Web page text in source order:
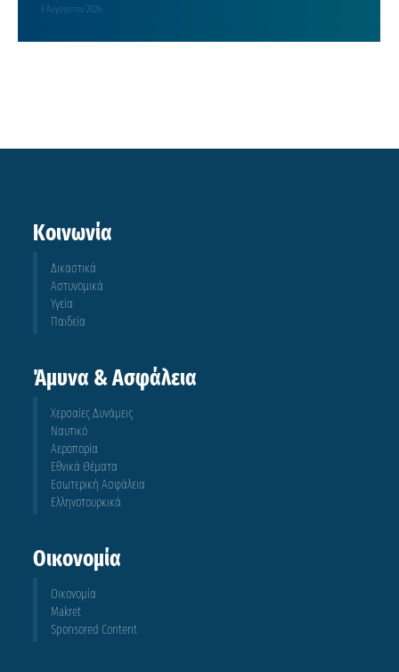
6 Αυγούστου 2026
Κοινωνία
Δικαστικά
Αστυνομικά
Υγεία
Παιδεία
Άμυνα & Ασφάλεια
Χερσαίες Δυνάμεις
Ναυτικό
Αεροπορία
Εθνικά Θέματα
Εσωτερική Ασφάλεια
Ελληνοτουρκικά
Οικονομία
Οικονομία
Makret
Sponsored Content